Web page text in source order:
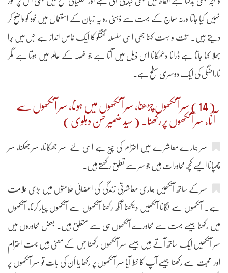
نہیں کیا جاتا ورنہ سماج کے بہت سے ذہنی رو یہ زبان کے استعمال میں خود کو واضح کر
دیتے ہیں۔ سخت و سُست کہنا بھی اسی سلسلہ گفتگو کا ایک خاص انداز ہے جس میں بُرا
بھلا کہا جاتا ہے ڈرانا دھمکانا اس ذیل میں آتا ہے جو غصّہ کے عالم میں ہوتا ہے مگر
ناراضگی کی ایک دوسری سطح ہے۔
( 14 ) سر آنکھوں چڑھنا، سر آنکھوں میں ہونا، سر آنکھوں سے
آنا، سر آنکھوں پر رکھنا۔ ( سید ضمیر حسن دہلوی )
سر ہمارے معاشرے میں احترام کی چیز ہے اسی لئے سر جھکانا، سر جھکنا، سر
چھپانا ایسے کچھ محاورات ہیں جو سر سے تعلق رکھتے ہیں۔
سرکے ساتھ آنکھیں ہماری معاشرتی زندگی کی اعضائی علامتوں میں بڑی علامت
ہے۔ آنکھوں سے لگانا آنکھیں دیکھنا آنکھ رکھنا آنکھوں سے آنکھوں پیار کرنا، آنکھوں
میں رکھنا جیسے بہت سے محاورے آنکھوں ہی سے متعلق ہیں۔ بعض محاوروں میں
سر آنکھیں ایک ساتھ آتے ہیں جیسے سر آنکھوں رکھنا جس کے معنی ہیں بہت احترام
اور محبت سے رکھنا جیسے آپ کا خط آیا سر آنکھوں پر رکھا یا اُن کی بات تو سر آنکھوں پر